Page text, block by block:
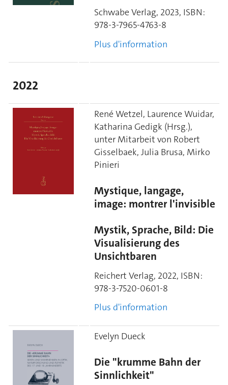
Schwabe Verlag, 2023, ISBN:
978-3-7965-4763-8
Plus d'information
2022
René Wetzel, Laurence Wuidar,
Katharina Gedigk (Hrsg.),
unter Mitarbeit von Robert
Gisselbaek, Julia Brusa, Mirko
Pinieri
Mystique, langage,
image: montrer l'invisible
Mystik, Sprache, Bild: Die
Visualisierung des
Unsichtbaren
Reichert Verlag, 2022, ISBN:
978-3-7520-0601-8
Plus d'information
Evelyn Dueck
Die "krumme Bahn der
Sinnlichkeit"